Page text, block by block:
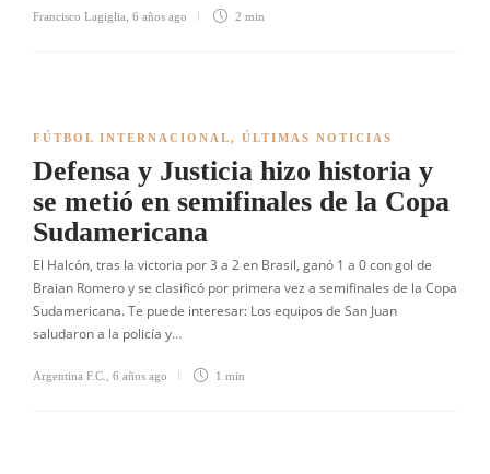
Francisco Lagiglia 6 años ago 2 min
FÚTBOL INTERNACIONAL, ÚLTIMAS NOTICIAS
Defensa y Justicia hizo historia y
se metió en semifinales de la Copa
Sudamericana
El Halcón, tras la victoria por 3 a 2 en Brasil, ganó 1 a 0 con gol de
Braian Romero y se clasificó por primera vez a semifinales de la Copa
Sudamericana. Te puede interesar: Los equipos de San Juan
saludaron a la policía y…
Argentina F.C. 6 años ago 1 min